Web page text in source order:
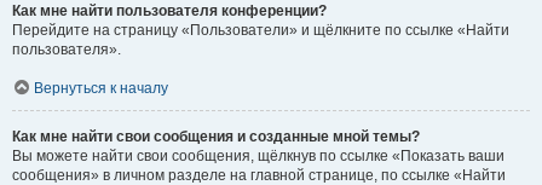
Как мне найти пользователя конференции?
Перейдите на страницу «Пользователи» и щёлкните по ссылке «Найти
пользователя».
Вернуться к началу
Как мне найти свои сообщения и созданные мной темы?
Вы можете найти свои сообщения, щёлкнув по ссылке «Показать ваши
сообщения» в личном разделе на главной странице, по ссылке «Найти